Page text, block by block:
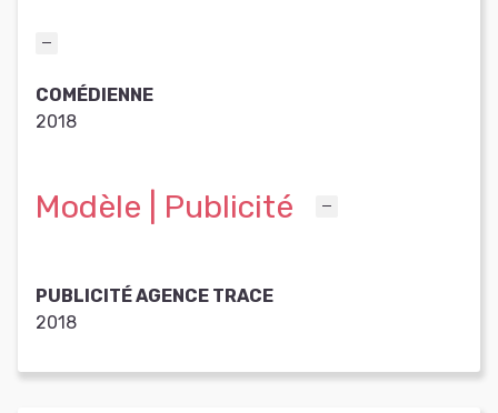
COMÉDIENNE
2018
Modèle | Publicité
PUBLICITÉ AGENCE TRACE
2018